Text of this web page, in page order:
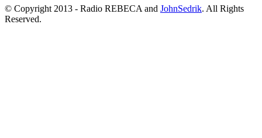
© Copyright 2013 - Radio REBECA and JohnSedrik. All Rights
Reserved.